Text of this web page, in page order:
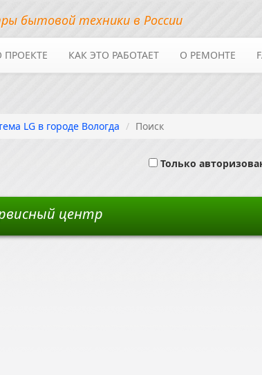
бытовой техники в России
ПРОЕКТЕ КАК ЭТО РАБОТАЕТ О РЕМОНТЕ
LG в городе Вологда Поиск
Только
центр